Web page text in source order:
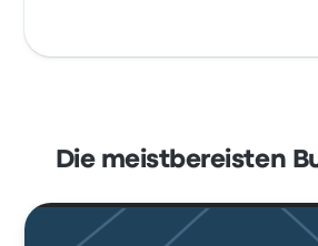
Die meistbereisten